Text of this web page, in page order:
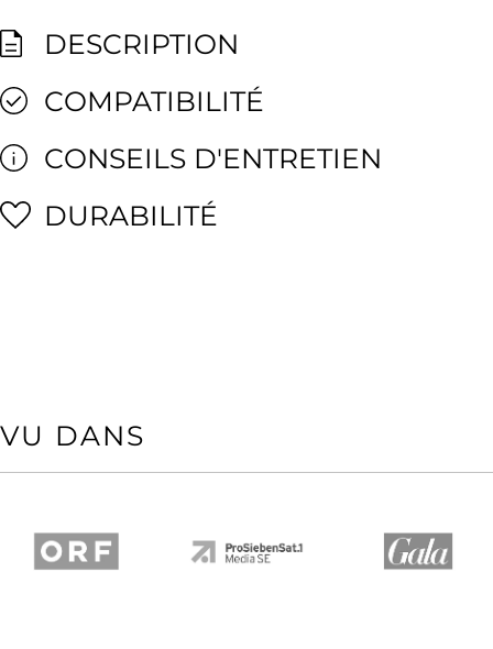
DESCRIPTION
COMPATIBILITÉ
CONSEILS D'ENTRETIEN
DURABILITÉ
VU DANS